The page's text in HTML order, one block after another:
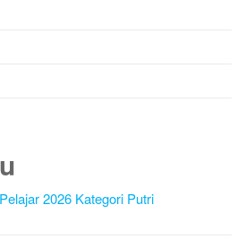
2026 Kategori Putri